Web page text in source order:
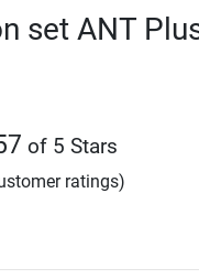
set ANT
of 5 Stars
ratings)